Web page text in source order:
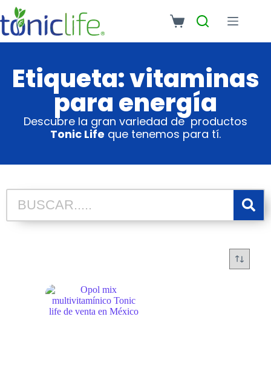
Etiqueta: vitaminas
para energía
Descubre la gran variedad de productos
Tonic Life que tenemos para tí.